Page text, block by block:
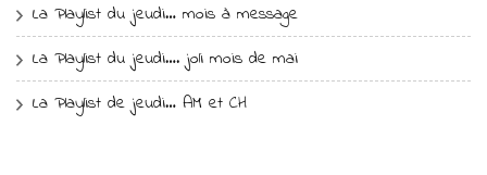
La Playlist du jeudi… mois à message
La Playlist du jeudi…. joli mois de mai
La Playlist de jeudi… AM et CH